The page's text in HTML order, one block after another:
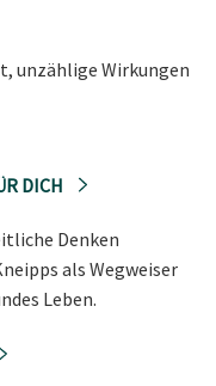
unzählige Wirkungen
DICH
Denken
als Wegweiser
Leben.